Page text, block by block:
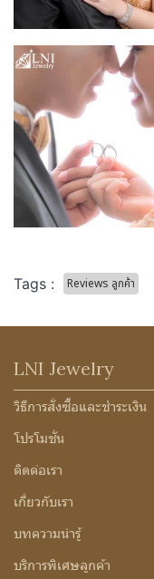
Tags : Reviews ลูกค้า
LNI Jewelry
วิธีการสั่งซื้อและชำระเงิน
โปรโมชั่น
ติดต่อเรา
เกี่ยวกับเรา
บทความน่ารู้
บริการพิเศษลูกค้า